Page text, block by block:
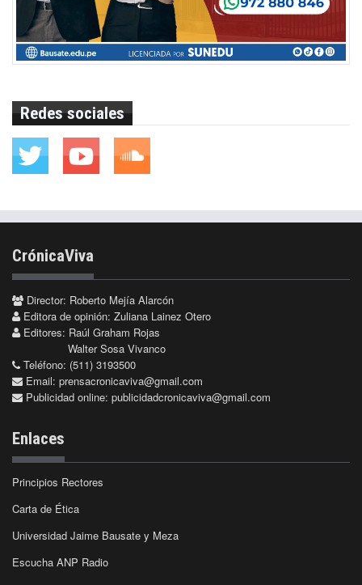
Redes sociales
CrónicaViva
Director: Roberto Mejía Alarcón
Editora de opinión: Zuliana Lainez Otero
Editores: Raúl Graham Rojas
Walter Sosa Vivanco
Teléfono: (511) 3193500
Email: prensacronicaviva@gmail.com
Publicidad online: publicidadcronicaviva@gmail.com
Enlaces
Principios Rectores
Carta de Ética
Universidad Jaime Bausate y Meza
Escucha ANP Radio